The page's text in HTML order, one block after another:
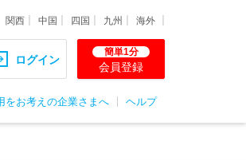
関西 中国 四国 九州 海外
ログイン
簡単1分
会員登録
をお考えの企業さまへ ヘルプ